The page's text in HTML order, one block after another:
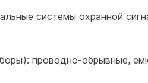
системы охранной
проводно-обрывные,